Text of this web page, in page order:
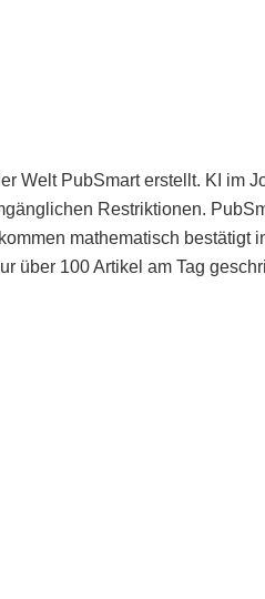
Welt PubSmart erstellt. KI im
Restriktionen.
mathematisch bestätigt
über 100 Artikel am Tag